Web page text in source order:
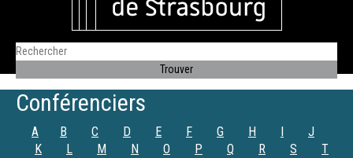
Conférenciers
A B C D E F G H I
J
K
L M N O P Q R S
T